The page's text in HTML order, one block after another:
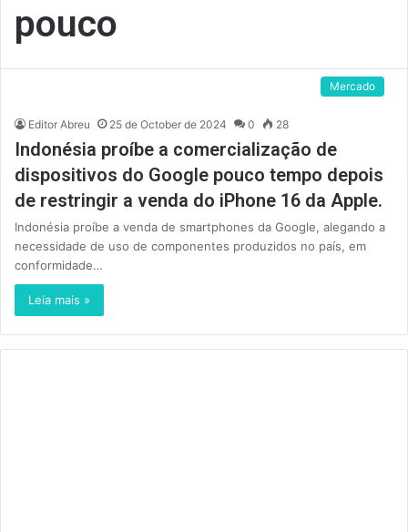
pouco
Mercado
Editor Abreu 25 de October de 2024 0 28
Indonésia proíbe a comercialização de
dispositivos do Google pouco tempo depois
de restringir a venda do iPhone 16 da Apple.
Indonésia proíbe a venda de smartphones da Google, alegando a
necessidade de uso de componentes produzidos no país, em
conformidade…
Leia mais »